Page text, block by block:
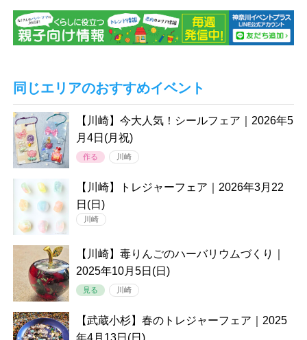
同じエリアのおすすめイベント
【川崎】今大人気！シールフェア｜2026年5
月4日(月祝)
作る 川崎
【川崎】トレジャーフェア｜2026年3月22
日(日)
川崎
【川崎】毒りんごのハーバリウムづくり｜
2025年10月5日(日)
見る 川崎
【武蔵小杉】春のトレジャーフェア｜2025